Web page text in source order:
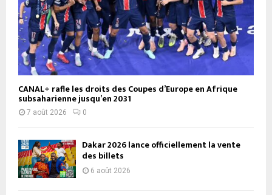
CANAL+ rafle les droits des Coupes d’Europe en Afrique
subsaharienne jusqu’en 2031
7 août 2026 0
Dakar 2026 lance officiellement la vente
des billets
6 août 2026